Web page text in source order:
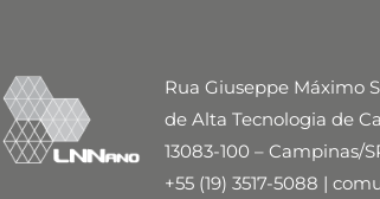
Rua Giuseppe Máximo
de Alta Tecnologia de
13083-100 – Campinas/
+55 (19) 3517-5088 |